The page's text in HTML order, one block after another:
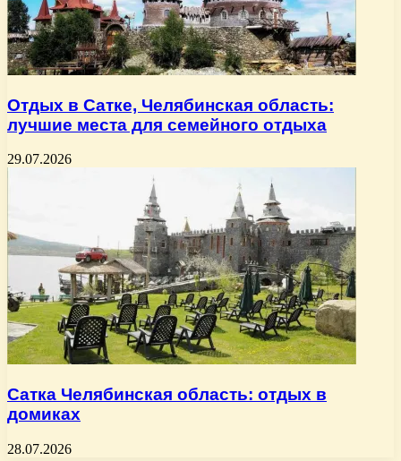
Отдых в Сатке, Челябинская область:
лучшие места для семейного отдыха
29.07.2026
Сатка Челябинская область: отдых в
домиках
28.07.2026